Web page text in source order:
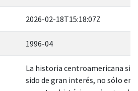
2026-02-18T15:18:07Z
1996-04
La historia centroamericana
sido de gran interés, no sólo en